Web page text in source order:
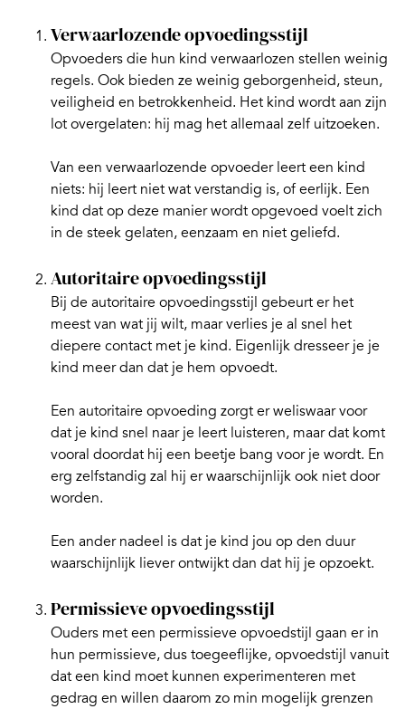
Verwaarlozende opvoedingsstijl
Opvoeders die hun kind verwaarlozen stellen weinig
regels. Ook bieden ze weinig geborgenheid, steun,
veiligheid en betrokkenheid. Het kind wordt aan zijn
lot overgelaten: hij mag het allemaal zelf uitzoeken.
Van een verwaarlozende opvoeder leert een kind
niets: hij leert niet wat verstandig is, of eerlijk. Een
kind dat op deze manier wordt opgevoed voelt zich
in de steek gelaten, eenzaam en niet geliefd.
Autoritaire opvoedingsstijl
Bij de autoritaire opvoedingsstijl gebeurt er het
meest van wat jij wilt, maar verlies je al snel het
diepere contact met je kind. Eigenlijk dresseer je je
kind meer dan dat je hem opvoedt.
Een autoritaire opvoeding zorgt er weliswaar voor
dat je kind snel naar je leert luisteren, maar dat komt
vooral doordat hij een beetje bang voor je wordt. En
erg zelfstandig zal hij er waarschijnlijk ook niet door
worden.
Een ander nadeel is dat je kind jou op den duur
waarschijnlijk liever ontwijkt dan dat hij je opzoekt.
Permissieve opvoedingsstijl
Ouders met een permissieve opvoedstijl gaan er in
hun permissieve, dus toegeeflijke, opvoedstijl vanuit
dat een kind moet kunnen experimenteren met
gedrag en willen daarom zo min mogelijk grenzen